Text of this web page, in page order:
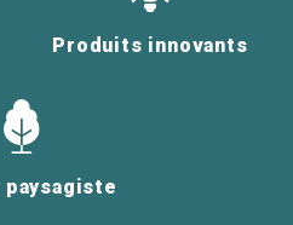
Produits innovants
paysagiste